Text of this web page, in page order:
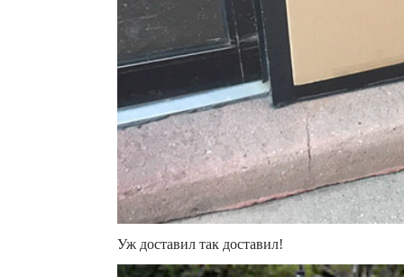
Уж доставил так доставил!